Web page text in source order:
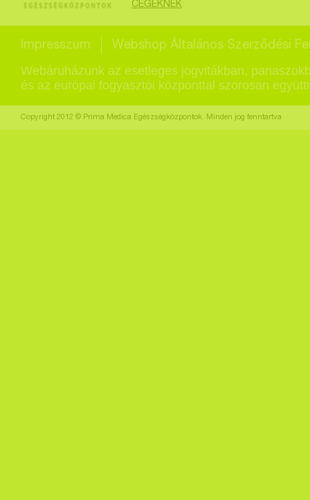
CÉGEKNEK
Impresszum Webshop Általános Szerződési
Webáruházunk az esetleges jogvitákban,
és az európai fogyasztói központtal szorosan
Copyright 2012 © Prima Medica Egészségközpontok. Minden jog fenntartva